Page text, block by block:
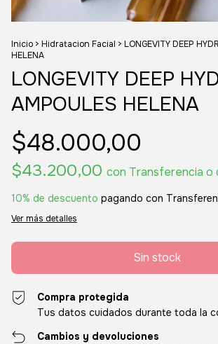
Inicio > Hidratacion Facial > LONGEVITY DEEP
HELENA
LONGEVITY DEEP
AMPOULES HELENA
$48.000,00
$43.200,00 con Transferencia o
10% de descuento pagando con
Ver más detalles
Compra protegida
Tus datos cuidados durante toda la
Cambios y devoluciones